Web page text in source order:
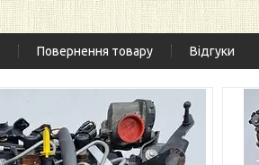
Повернення товару Відгуки